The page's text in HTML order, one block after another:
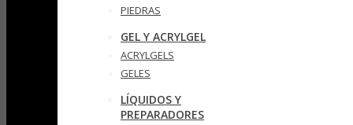
PIEDRAS
GEL Y ACRYLGEL
ACRYLGELS
GELES
LÍQUIDOS Y
PREPARADORES